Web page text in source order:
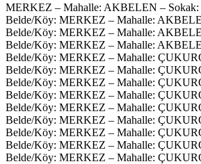
MERKEZ – Mahalle: AKBELEN – Sokak:
Belde/Köy: MERKEZ – Mahalle:
Belde/Köy: MERKEZ – Mahalle:
Belde/Köy: MERKEZ – Mahalle:
Belde/Köy: MERKEZ – Mahalle:
Belde/Köy: MERKEZ – Mahalle:
Belde/Köy: MERKEZ – Mahalle:
Belde/Köy: MERKEZ – Mahalle:
Belde/Köy: MERKEZ – Mahalle:
Belde/Köy: MERKEZ – Mahalle:
Belde/Köy: MERKEZ – Mahalle:
Belde/Köy: MERKEZ – Mahalle:
Belde/Köy: MERKEZ – Mahalle: